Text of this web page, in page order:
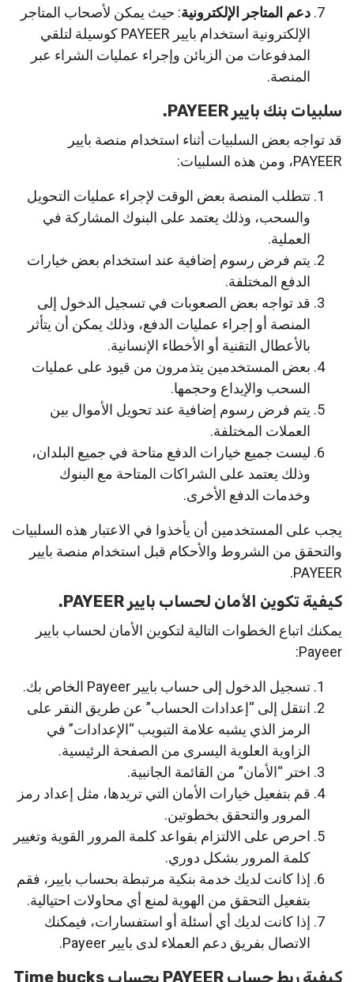
دعم المتاجر الإلكترونية: حيث يمكن لأصحاب المتاجر
الإلكترونية استخدام بايير PAYEER كوسيلة لتلقي
المدفوعات من الزبائن وإجراء عمليات الشراء عبر
المنصة.
سلبيات بنك بايير PAYEER.
قد تواجه بعض السلبيات أثناء استخدام منصة بايير
PAYEER، ومن هذه السلبيات:
تتطلب المنصة بعض الوقت لإجراء عمليات التحويل
والسحب، وذلك يعتمد على البنوك المشاركة في
العملية.
يتم فرض رسوم إضافية عند استخدام بعض خيارات
الدفع المختلفة.
قد تواجه بعض الصعوبات في تسجيل الدخول إلى
المنصة أو إجراء عمليات الدفع، وذلك يمكن أن يتأثر
بالأعطال التقنية أو الأخطاء الإنسانية.
بعض المستخدمين يتذمرون من قيود على عمليات
السحب والإيداع وحجمها.
يتم فرض رسوم إضافية عند تحويل الأموال بين
العملات المختلفة.
ليست جميع خيارات الدفع متاحة في جميع البلدان،
وذلك يعتمد على الشراكات المتاحة مع البنوك
وخدمات الدفع الأخرى.
يجب على المستخدمين أن يأخذوا في الاعتبار هذه السلبيات
والتحقق من الشروط والأحكام قبل استخدام منصة بايير
PAYEER.
كيفية تكوين الأمان لحساب بايير PAYEER.
يمكنك اتباع الخطوات التالية لتكوين الأمان لحساب بايير
Payeer:
تسجيل الدخول إلى حساب بايير Payeer الخاص بك.
انتقل إلى “إعدادات الحساب” عن طريق النقر على
الرمز الذي يشبه علامة التبويب “الإعدادات” في
الزاوية العلوية اليسرى من الصفحة الرئيسية.
اختر “الأمان” من القائمة الجانبية.
قم بتفعيل خيارات الأمان التي تريدها، مثل إعداد رمز
المرور والتحقق بخطوتين.
احرص على الالتزام بقواعد كلمة المرور القوية وتغيير
كلمة المرور بشكل دوري.
إذا كانت لديك خدمة بنكية مرتبطة بحساب بايير، فقم
بتفعيل التحقق من الهوية لمنع أي محاولات احتيالية.
إذا كانت لديك أي أسئلة أو استفسارات، فيمكنك
الاتصال بفريق دعم العملاء لدى بايير Payeer.
كيفية ربط حساب PAYEER بحساب Time bucks